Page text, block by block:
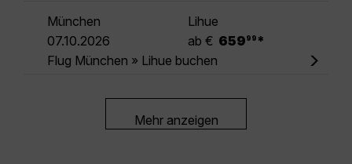
München
Lihue
07.10.2026
ab € 659 99 *
Flug München » Lihue buchen
Mehr anzeigen